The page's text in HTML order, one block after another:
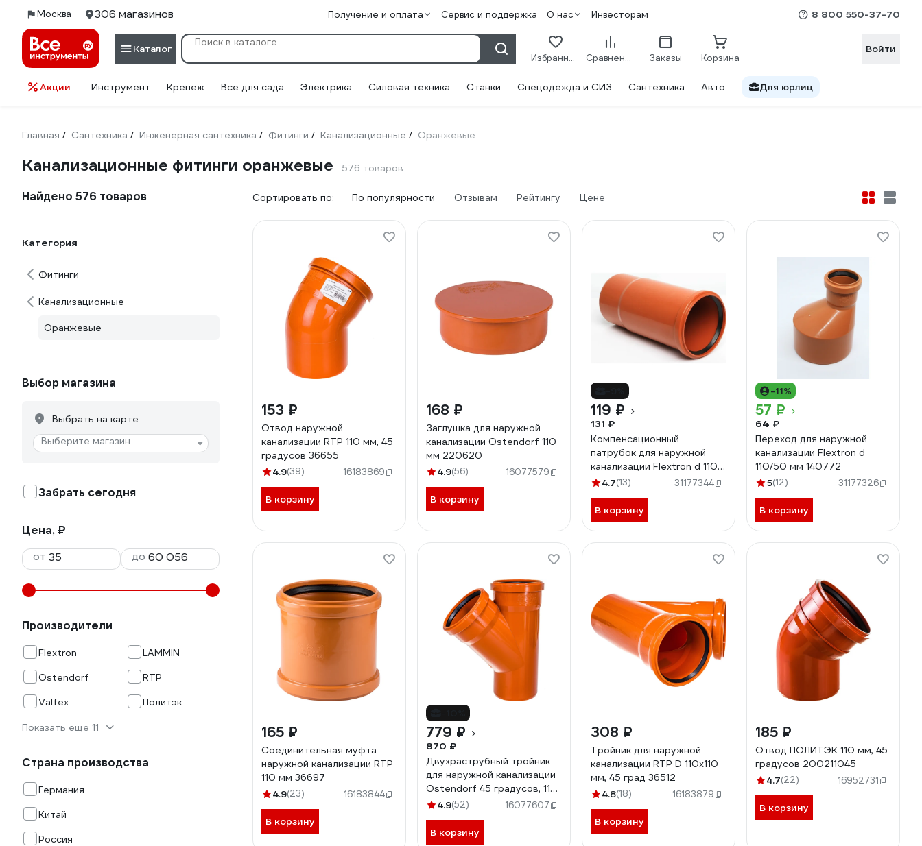
Москва 306 магазинов Получение и оплата Сервис и поддержка О нас Инвесторам 8 800 550-37-70
Каталог
Избранное Сравнение Заказы Корзина
Войти
Акции Инструмент Крепеж Всё для сада Электрика Силовая техника Станки Спецодежда и СИЗ Сантехника Авто Для юрлиц
Главная / Сантехника / Инженерная сантехника / Фитинги / Канализационные / Оранжевые
Канализационные фитинги оранжевые 576 товаров
Найдено 576 товаров
Категория
Фитинги
Канализационные
Оранжевые
Выбор магазина
Выбрать на карте
Выберите магазин
Забрать сегодня
Цена, ₽
от
до
Производители
Flextron
LAMMIN
Ostendorf
RTP
Valfex
Политэк
Показать еще 11
Страна производства
Германия
Китай
Россия
Сортировать по: По популярности Отзывам Рейтингу Цене
153 ₽
Отвод наружной
канализации RTP 110 мм, 45
градусов 36655
4.9(39) 16183869
В корзину
168 ₽
Заглушка для наружной
канализации Ostendorf 110
мм 220620
4.9(56) 16077579
В корзину
119 ₽
131 ₽
Компенсационный
патрубок для наружной
канализации Flextron d 110
мм градусов 142568
4.7(13) 31177344
В корзину
-11%
57 ₽
64 ₽
Переход для наружной
канализации Flextron d
110/50 мм 140772
5(12) 31177326
В корзину
165 ₽
Соединительная муфта
наружной канализации RTP
110 мм 36697
4.9(23) 16183844
В корзину
779 ₽
870 ₽
Двухраструбный тройник
для наружной канализации
Ostendorf 45 градусов, 110
мм 220300
4.9(52) 16077607
В корзину
308 ₽
Тройник для наружной
канализации RTP D 110х110
мм, 45 град 36512
4.8(18) 16183879
В корзину
185 ₽
Отвод ПОЛИТЭК 110 мм, 45
градусов 200211045
4.7(22) 16952731
В корзину